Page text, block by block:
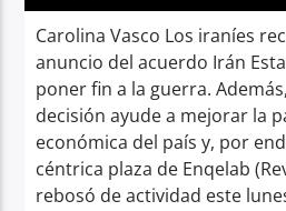
Carolina Vasco Los iraníes
anuncio del acuerdo Irán
poner fin a la guerra.
decisión ayude a mejorar la
económica del país y, por
céntrica plaza de Enqelab
rebosó de actividad este